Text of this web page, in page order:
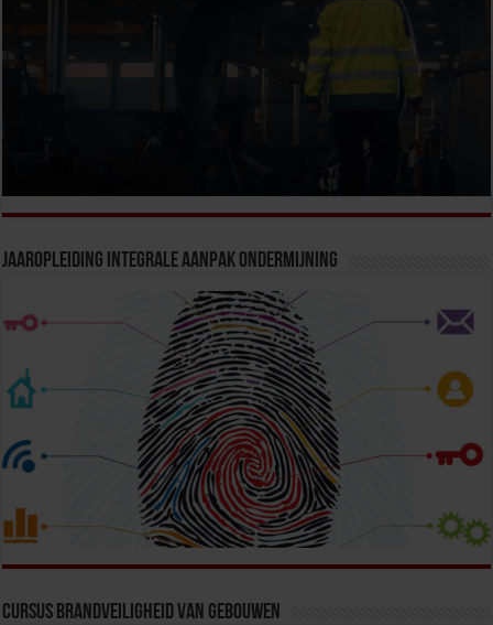
Jaaropleiding Integrale Aanpak Ondermijning
Cursus Brandveiligheid van Gebouwen